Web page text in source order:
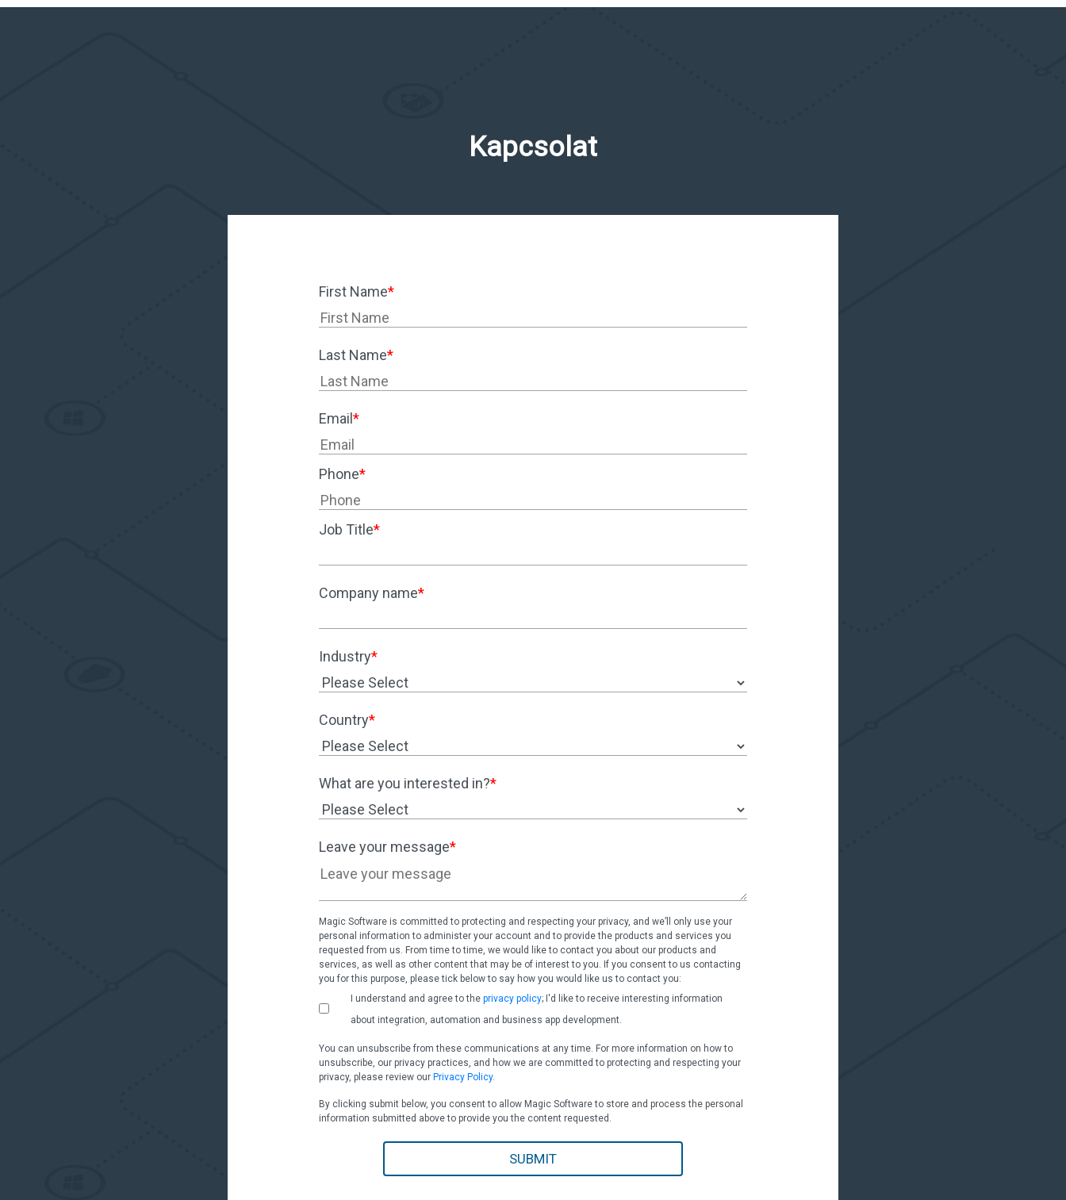
Kapcsolat
First Name*
Last Name*
Email *
Phone*
Job Title*
Company name*
Industry*
Country*
What are you interested in?*
Leave your message*
Magic Software is committed to protecting and respecting your privacy, and we’ll only use your
personal information to administer your account and to provide the products and services you
requested from us. From time to time, we would like to contact you about our products and
services, as well as other content that may be of interest to you. If you consent to us contacting
you for this purpose, please tick below to say how you would like us to contact you:
I understand and agree to the privacy policy; I'd like to receive interesting information
about integration, automation and business app development.
You can unsubscribe from these communications at any time. For more information on how to
unsubscribe, our privacy practices, and how we are committed to protecting and respecting your
privacy, please review our Privacy Policy.
By clicking submit below, you consent to allow Magic Software to store and process the personal
information submitted above to provide you the content requested.